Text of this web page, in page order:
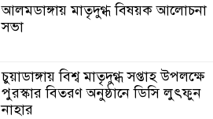
আলমডাঙ্গায় মাতৃদুগ্ধ বিষয়ক আলোচনা
সভা
চুয়াডাঙ্গায় বিশ্ব মাতৃদুগ্ধ সপ্তাহ উপলক্ষে
পুরস্কার বিতরণ অনুষ্ঠানে ডিসি লুৎফুন
নাহার